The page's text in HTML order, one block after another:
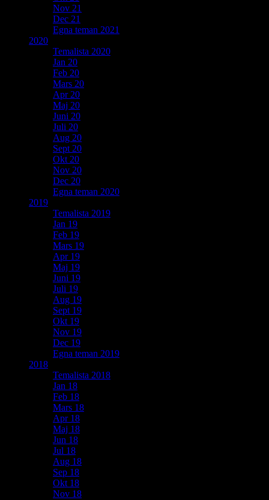
Nov 21
Dec 21
Egna teman 2021
2020
Temalista 2020
Jan 20
Feb 20
Mars 20
Apr 20
Maj 20
Juni 20
Juli 20
Aug 20
Sept 20
Okt 20
Nov 20
Dec 20
Egna teman 2020
2019
Temalista 2019
Jan 19
Feb 19
Mars 19
Apr 19
Maj 19
Juni 19
Juli 19
Aug 19
Sept 19
Okt 19
Nov 19
Dec 19
Egna teman 2019
2018
Temalista 2018
Jan 18
Feb 18
Mars 18
Apr 18
Maj 18
Jun 18
Jul 18
Aug 18
Sep 18
Okt 18
Nov 18